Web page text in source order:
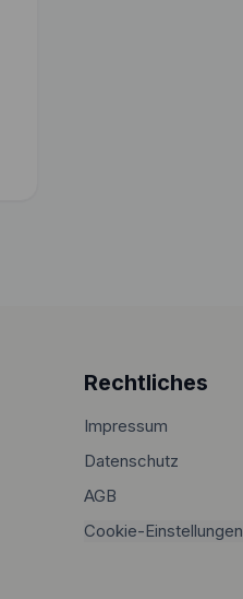
Rechtliches
Impressum
Datenschutz
AGB
Cookie-Einstellungen